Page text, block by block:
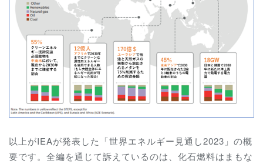
以上がIEAが発表した「世界エネルギー見通し2023」の概
要です。全編を通じて訴えているのは、化石燃料はまもな